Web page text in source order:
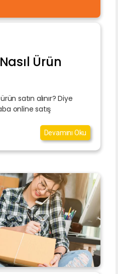
Ürün
satın alınır? Diye
online satış
Devamını Oku